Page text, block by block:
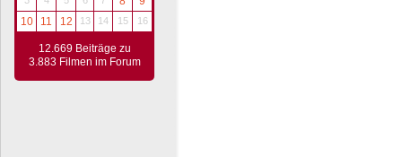
10
11 12 13 14 15 16
12.669 Beiträge zu
3.883 Filmen im Forum